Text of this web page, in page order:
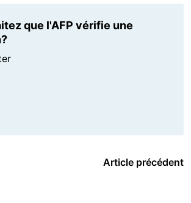
que l'AFP vérifie une
Article précédent